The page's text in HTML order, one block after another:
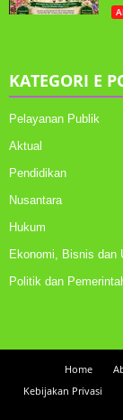
KATEGORI E
Pelayanan Publik
Aktual
Pendidikan
Nusantara
Hukum
Ekonomi, Bisnis dan
Politik dan
Home
Kebijakan Privasi